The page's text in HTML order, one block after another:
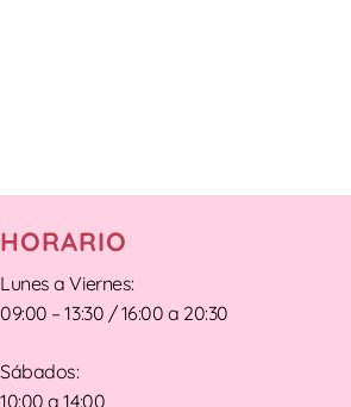
HORARIO
Lunes a Viernes:
09:00 – 13:30 / 16:00 a 20:30
Sábados:
10:00 a 14:00